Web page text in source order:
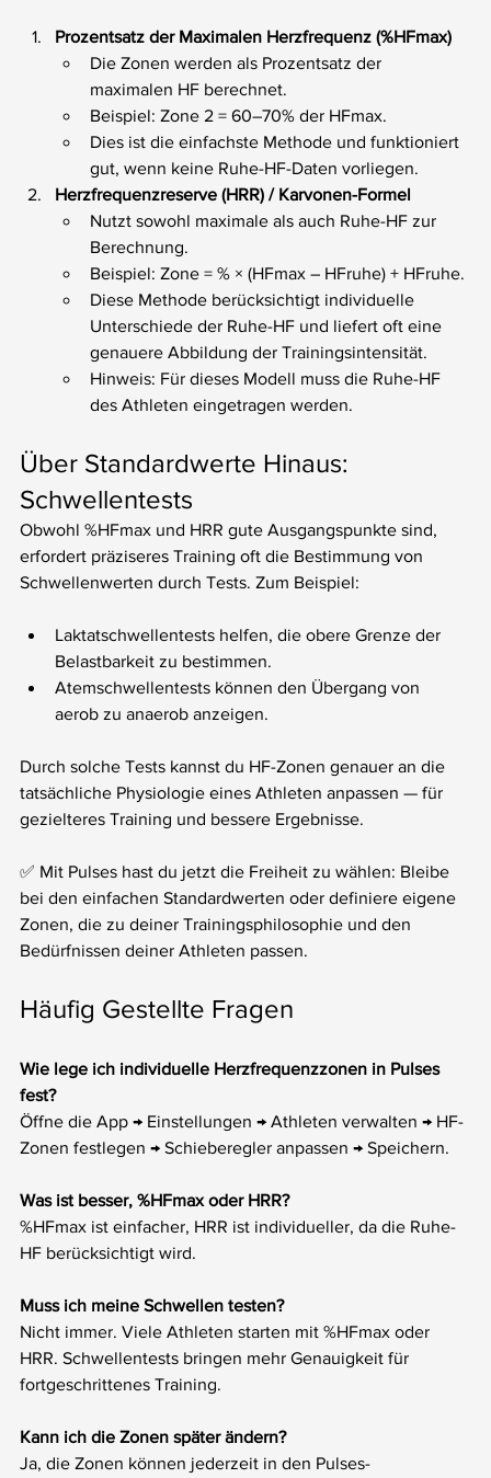
Prozentsatz der Maximalen Herzfrequenz (%HFmax)
Die Zonen werden als Prozentsatz der
maximalen HF berechnet.
Beispiel: Zone 2 = 60–70% der HFmax.
Dies ist die einfachste Methode und funktioniert
gut, wenn keine Ruhe-HF-Daten vorliegen.
Herzfrequenzreserve (HRR) / Karvonen-Formel
Nutzt sowohl maximale als auch Ruhe-HF zur
Berechnung.
Beispiel: Zone = % × (HFmax – HFruhe) + HFruhe.
Diese Methode berücksichtigt individuelle
Unterschiede der Ruhe-HF und liefert oft eine
genauere Abbildung der Trainingsintensität.
Hinweis: Für dieses Modell muss die Ruhe-HF
des Athleten eingetragen werden.
Über Standardwerte Hinaus:
Schwellentests
Obwohl %HFmax und HRR gute Ausgangspunkte sind,
erfordert präziseres Training oft die Bestimmung von
Schwellenwerten durch Tests. Zum Beispiel:
Laktatschwellentests helfen, die obere Grenze der
Belastbarkeit zu bestimmen.
Atemschwellentests können den Übergang von
aerob zu anaerob anzeigen.
Durch solche Tests kannst du HF-Zonen genauer an die
tatsächliche Physiologie eines Athleten anpassen — für
gezielteres Training und bessere Ergebnisse.
✅ Mit Pulses hast du jetzt die Freiheit zu wählen: Bleibe
bei den einfachen Standardwerten oder definiere eigene
Zonen, die zu deiner Trainingsphilosophie und den
Bedürfnissen deiner Athleten passen.
Häufig Gestellte Fragen
Wie lege ich individuelle Herzfrequenzzonen in Pulses
fest?
Öffne die App → Einstellungen → Athleten verwalten → HF-
Zonen festlegen → Schieberegler anpassen → Speichern.
Was ist besser, %HFmax oder HRR?
%HFmax ist einfacher, HRR ist individueller, da die Ruhe-
HF berücksichtigt wird.
Muss ich meine Schwellen testen?
Nicht immer. Viele Athleten starten mit %HFmax oder
HRR. Schwellentests bringen mehr Genauigkeit für
fortgeschrittenes Training.
Kann ich die Zonen später ändern?
Ja, die Zonen können jederzeit in den Pulses-